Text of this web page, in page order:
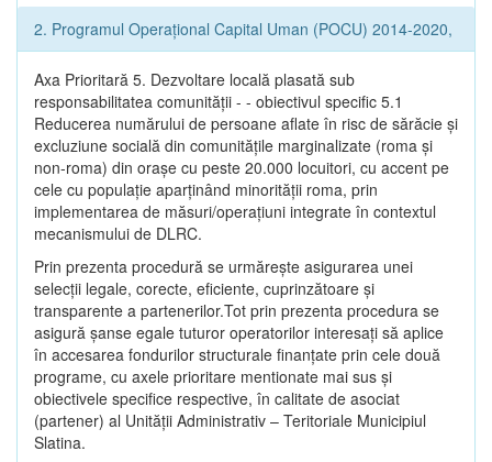
2. Programul Operațional Capital Uman (POCU) 2014-2020,
Axa Prioritară 5. Dezvoltare locală plasată sub
responsabilitatea comunității - - obiectivul specific 5.1
Reducerea numărului de persoane aflate în risc de sărăcie şi
excluziune socială din comunitățile marginalizate (roma şi
non-roma) din oraşe cu peste 20.000 locuitori, cu accent pe
cele cu populație aparținând minorității roma, prin
implementarea de măsuri/operațiuni integrate în contextul
mecanismului de DLRC.
Prin prezenta procedură se urmăreşte asigurarea unei
selecții legale, corecte, eficiente, cuprinzătoare şi
transparente a partenerilor.Tot prin prezenta procedura se
asigură şanse egale tuturor operatorilor interesaţi să aplice
în accesarea fondurilor structurale finanţate prin cele două
programe, cu axele prioritare mentionate mai sus și
obiectivele specifice respective, în calitate de asociat
(partener) al Unității Administrativ – Teritoriale Municipiul
Slatina.